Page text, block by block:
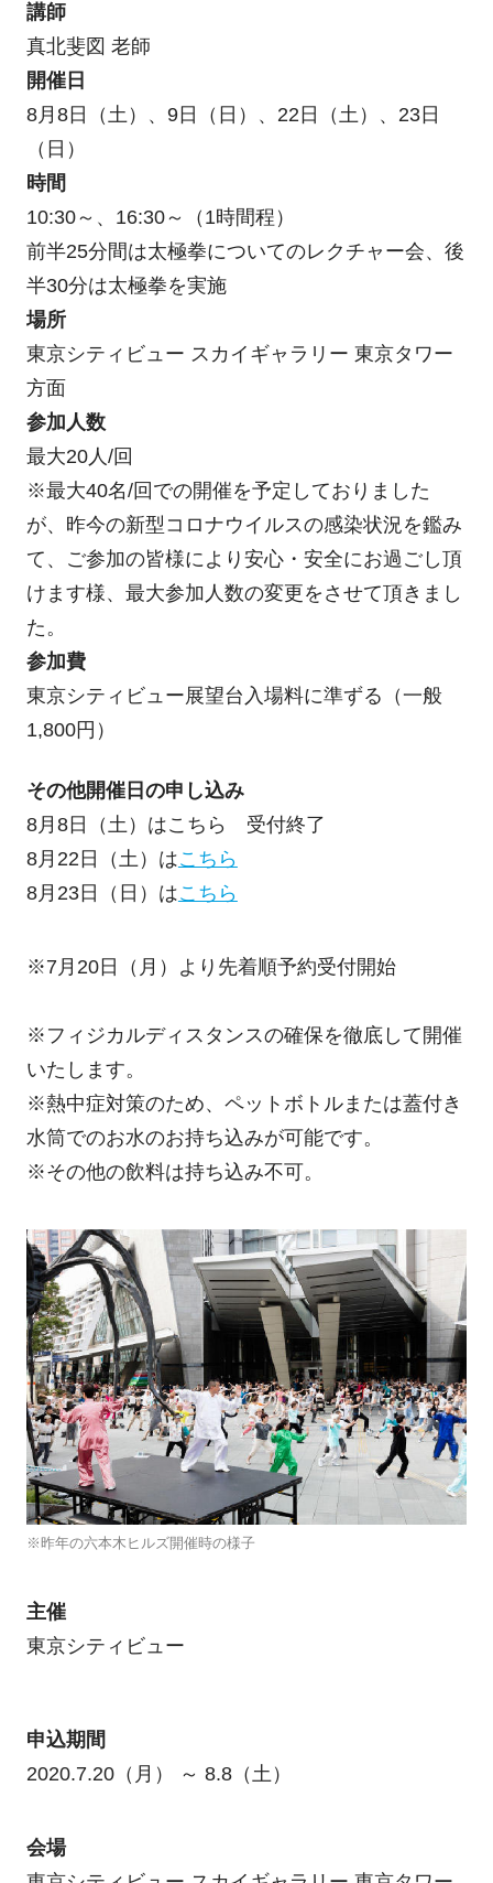
講師
真北斐図 老師
開催日
8月8日（土）、9日（日）、22日（土）、23日
（日）
時間
10:30～、16:30～（1時間程）
前半25分間は太極拳についてのレクチャー会、後
半30分は太極拳を実施
場所
東京シティビュー スカイギャラリー 東京タワー
方面
参加人数
最大20人/回
※最大40名/回での開催を予定しておりました
が、昨今の新型コロナウイルスの感染状況を鑑み
て、ご参加の皆様により安心・安全にお過ごし頂
けます様、最大参加人数の変更をさせて頂きまし
た。
参加費
東京シティビュー展望台入場料に準ずる（一般
1,800円）
その他開催日の申し込み
8月8日（土）はこちら 受付終了
8月22日（土）はこちら
8月23日（日）はこちら
※7月20日（月）より先着順予約受付開始
※フィジカルディスタンスの確保を徹底して開催
いたします。
※熱中症対策のため、ペットボトルまたは蓋付き
水筒でのお水のお持ち込みが可能です。
※その他の飲料は持ち込み不可。
※昨年の六本木ヒルズ開催時の様子
主催
東京シティビュー
申込期間
2020.7.20（月） ～ 8.8（土）
会場